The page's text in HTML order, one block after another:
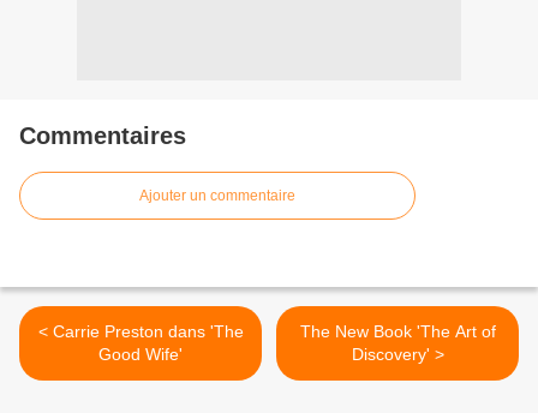
Commentaires
Ajouter un commentaire
< Carrie Preston dans 'The
Good Wife'
The New Book 'The Art of
Discovery' >